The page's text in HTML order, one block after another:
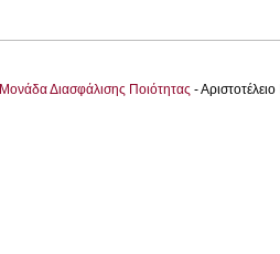
Μονάδα Διασφάλισης Ποιότητας -